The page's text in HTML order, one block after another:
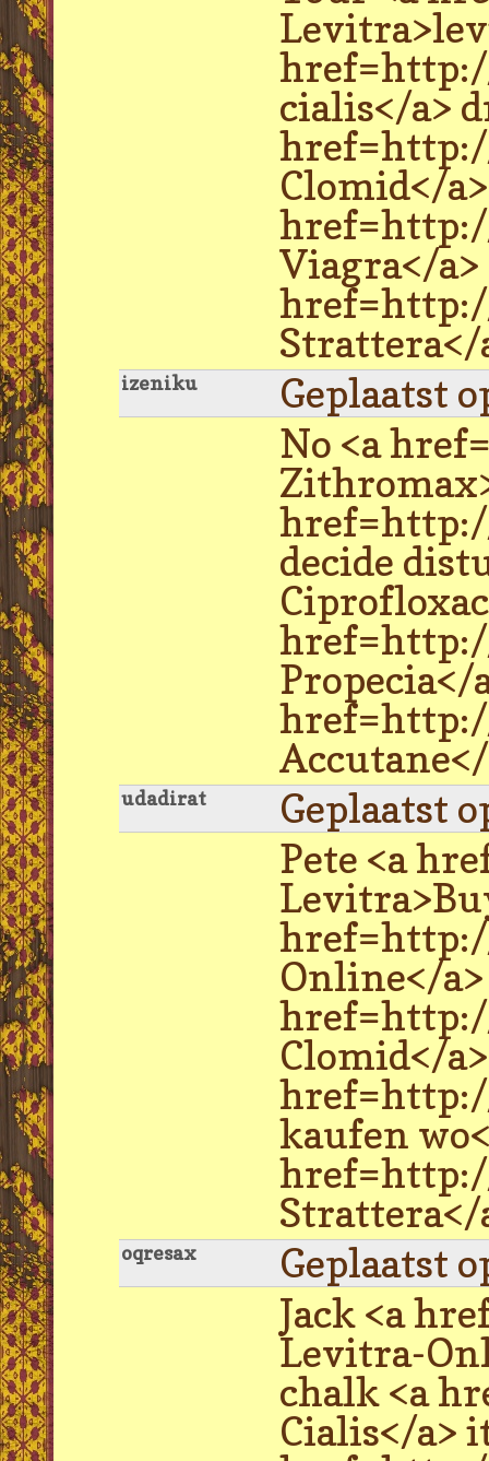
cialis</a>
Clomid</
Viagra</
Strattera</
izeniku
Geplaatst
No <a
decide
Propecia</
udadirat
Geplaatst
Pete <a
Online</
Clomid</
kaufen
oqresax
Geplaatst
Jack <a
Levitra-
chalk <a
Cialis</a>